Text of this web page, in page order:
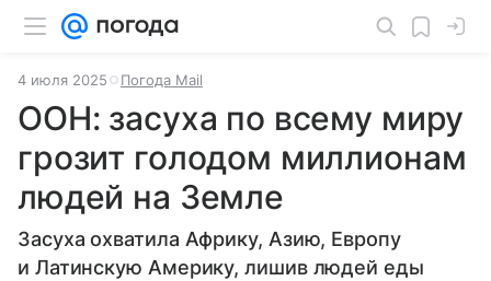
4 июля 2025 Погода Mail
ООН: засуха по всему миру
грозит голодом миллионам
людей на Земле
Засуха охватила Африку, Азию, Европу
и Латинскую Америку, лишив людей еды